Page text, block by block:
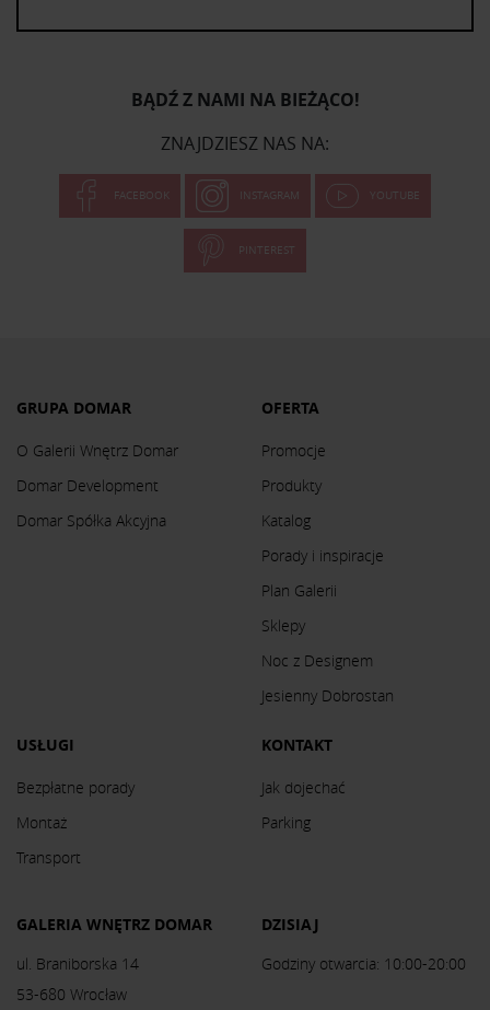
BĄDŹ Z NAMI NA BIEŻĄCO!
ZNAJDZIESZ NAS NA:
FACEBOOK INSTAGRAM YOUTUBE
PINTEREST
GRUPA DOMAR
O Galerii Wnętrz Domar
Domar Development
Domar Spółka Akcyjna
OFERTA
Promocje
Produkty
Katalog
Porady i inspiracje
Plan Galerii
Sklepy
Noc z Designem
Jesienny Dobrostan
USŁUGI
Bezpłatne porady
Montaż
Transport
KONTAKT
Jak dojechać
Parking
GALERIA WNĘTRZ DOMAR
ul. Braniborska 14
53-680 Wrocław
DZISIAJ
Godziny otwarcia: 10:00-20:00